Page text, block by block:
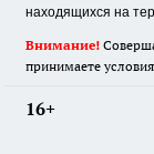
находящихся на
Внимание!
принимаете
16+